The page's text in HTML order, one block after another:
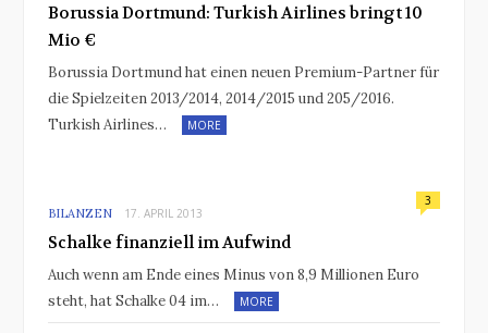
Borussia Dortmund: Turkish Airlines bringt 10
Mio €
Borussia Dortmund hat einen neuen Premium-Partner für
die Spielzeiten 2013/2014, 2014/2015 und 205/2016.
Turkish Airlines…
MORE
BILANZEN 17. APRIL 2013
3
Schalke finanziell im Aufwind
Auch wenn am Ende eines Minus von 8,9 Millionen Euro
steht, hat Schalke 04 im…
MORE